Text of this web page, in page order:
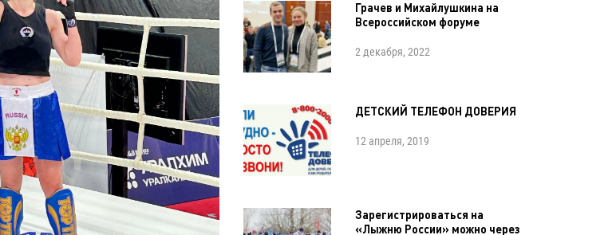
Грачев и Михайлушкина на
Всероссийском форуме
2 декабря, 2022
ДЕТСКИЙ ТЕЛЕФОН ДОВЕРИЯ
12 апреля, 2019
Зарегистрироваться на
«Лыжню России» можно через